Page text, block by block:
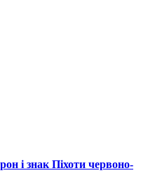
і знак Піхоти червоно-